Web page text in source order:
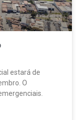
estará de
O